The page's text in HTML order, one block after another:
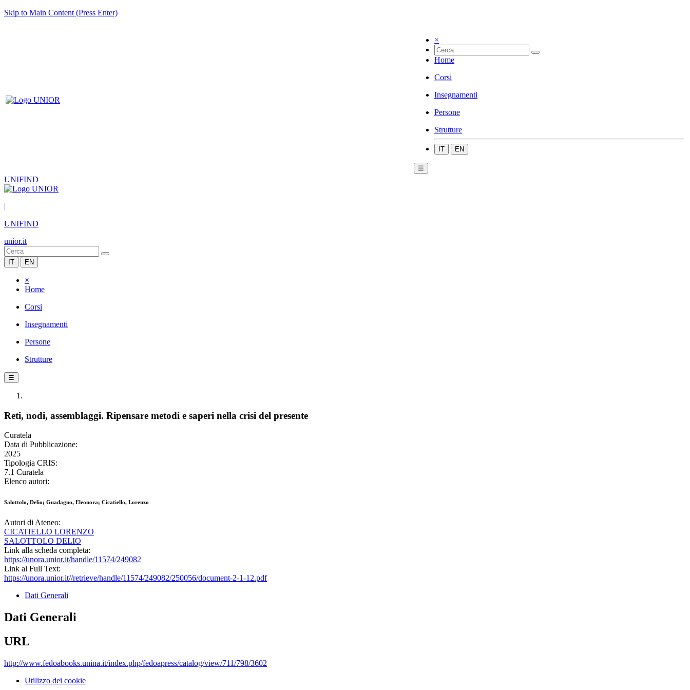
Skip to Main Content (Press Enter)
×
Home
Corsi
Insegnamenti
Persone
Strutture
IT EN
☰
UNIFIND
|
UNIFIND
unior.it
IT EN
×
Home
Corsi
Insegnamenti
Persone
Strutture
☰
Reti, nodi, assemblaggi. Ripensare metodi e saperi nella crisi del presente
Curatela
Data di Pubblicazione:
2025
Tipologia CRIS:
7.1 Curatela
Elenco autori:
Salottolo, Delio; Guadagno, Eleonora; Cicatiello, Lorenzo
Autori di Ateneo:
CICATIELLO LORENZO
SALOTTOLO DELIO
Link alla scheda completa:
https://unora.unior.it/handle/11574/249082
Link al Full Text:
https://unora.unior.it//retrieve/handle/11574/249082/250056/document-2-1-12.pdf
Dati Generali
Dati Generali
URL
http://www.fedoabooks.unina.it/index.php/fedoapress/catalog/view/711/798/3602
Utilizzo dei cookie